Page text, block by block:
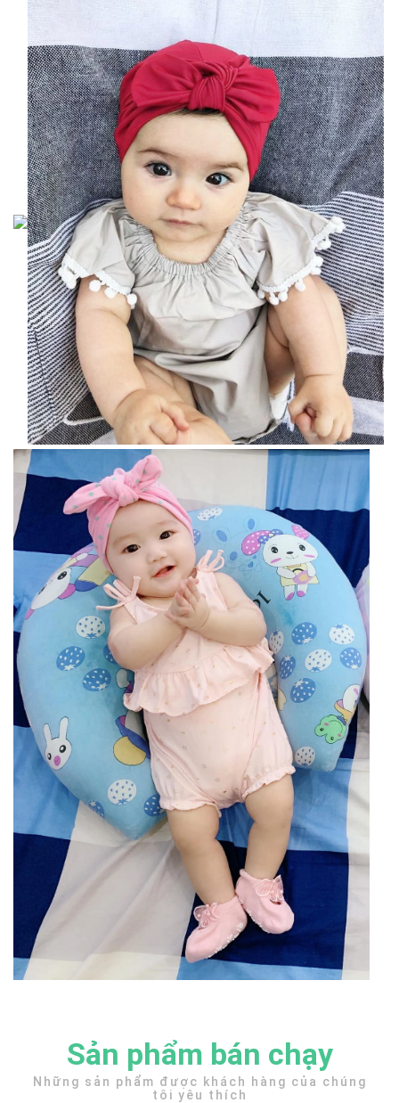
Sản phẩm bán chạy
Những sản phẩm được khách hàng của chúng
tôi yêu thích